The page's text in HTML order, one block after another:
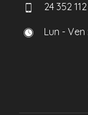
24 352 112
Lun - Ven